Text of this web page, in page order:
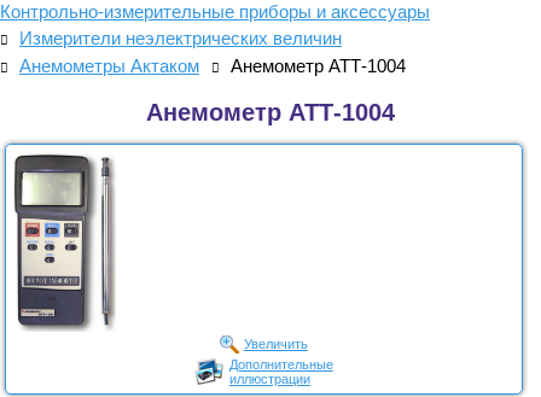
Контрольно-измерительные приборы и аксессуары
Измерители неэлектрических величин
Анемометры Актаком
Анемометр АТТ-1004
Анемометр АТТ-1004
Увеличить
Дополнительные
иллюстрации